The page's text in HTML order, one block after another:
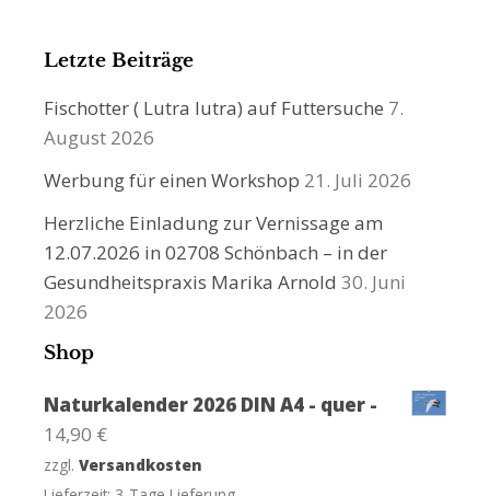
Letzte Beiträge
Fischotter ( Lutra lutra) auf Futtersuche 7.
August 2026
Werbung für einen Workshop 21. Juli 2026
Herzliche Einladung zur Vernissage am
12.07.2026 in 02708 Schönbach – in der
Gesundheitspraxis Marika Arnold 30. Juni
2026
Shop
Naturkalender 2026 DIN A4 - quer -
14,90 €
zzgl. Versandkosten